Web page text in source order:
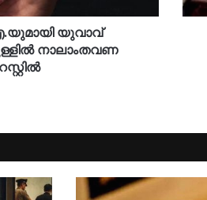
യുവാവ്
നാലാംതവണ